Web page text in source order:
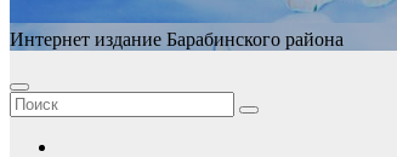
Интернет издание Барабинского района